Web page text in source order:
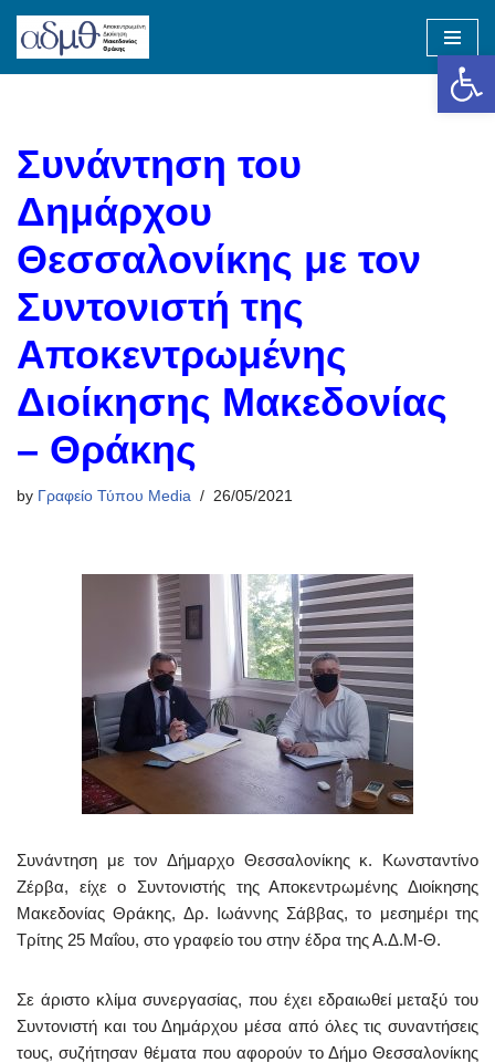
Skip
Συνάντηση του
Δημάρχου
Θεσσαλονίκης με τον
Συντονιστή της
Αποκεντρωμένης
Διοίκησης Μακεδονίας
– Θράκης
by Γραφείο Τύπου Media 26/05/2021
Συνάντηση με τον Δήμαρχο Θεσσαλονίκης κ. Κωνσταντίνο
Ζέρβα, είχε ο Συντονιστής της Αποκεντρωμένης Διοίκησης
Μακεδονίας Θράκης, Δρ. Ιωάννης Σάββας, το μεσημέρι της
Τρίτης 25 Μαΐου, στο γραφείο του στην έδρα της Α.Δ.Μ-Θ.
Σε άριστο κλίμα συνεργασίας, που έχει εδραιωθεί μεταξύ του
Συντονιστή και του Δημάρχου μέσα από όλες τις συναντήσεις
τους, συζήτησαν θέματα που αφορούν το Δήμο Θεσσαλονίκης